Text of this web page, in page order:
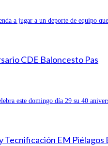
a jugar a un deporte de equipo que
CDE Baloncesto Pas
este domingo día 29 su 40
Tecnificación EM